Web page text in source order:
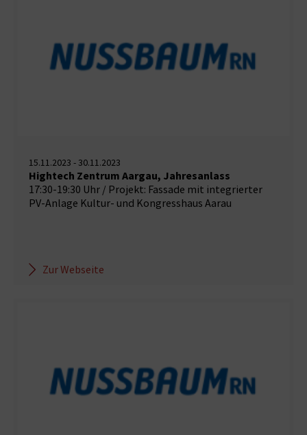
15.11.2023 - 30.11.2023
Hightech Zentrum Aargau, Jahresanlass
17:30-19:30 Uhr / Projekt: Fassade mit integrierter
PV-Anlage Kultur- und Kongresshaus Aarau
Zur Webseite